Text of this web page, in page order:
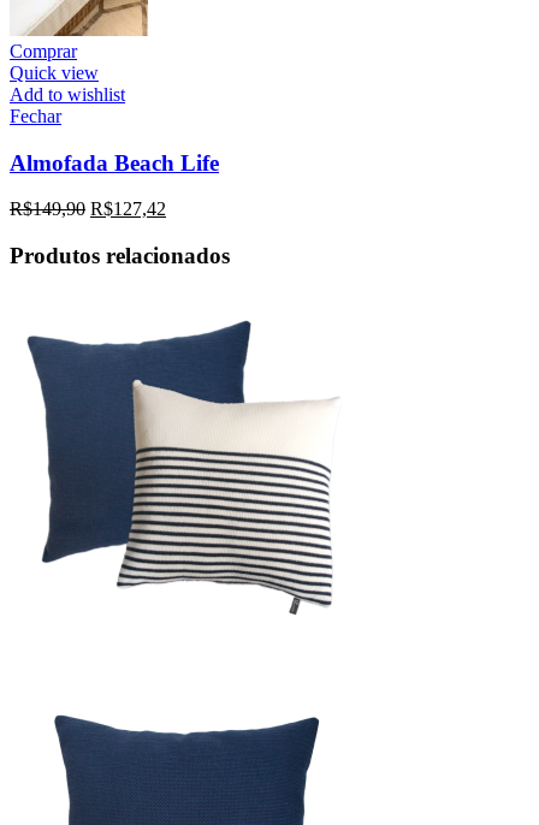
Comprar
Quick view
Add to wishlist
Fechar
Almofada Beach Life
R$149,90 R$127,42
Produtos relacionados